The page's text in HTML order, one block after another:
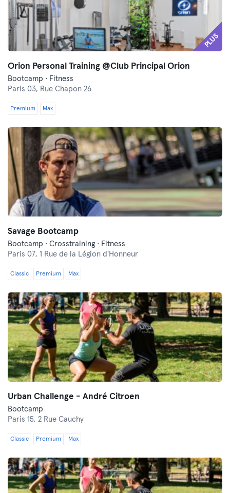
PLUS
Orion Personal Training @Club Principal Orion
Bootcamp · Fitness
Paris 03, Rue Chapon 26
Premium Max
Savage Bootcamp
Bootcamp · Crosstraining · Fitness
Paris 07, 1 Rue de la Légion d'Honneur
Classic Premium Max
Urban Challenge - André Citroen
Bootcamp
Paris 15, 2 Rue Cauchy
Classic Premium Max